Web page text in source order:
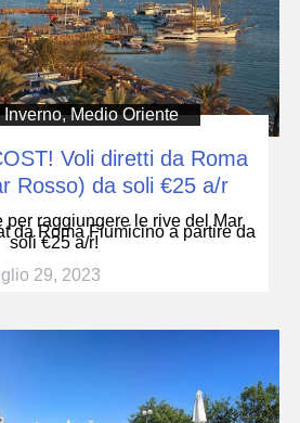
Inverno,Medio Oriente
Voli diretti da Roma
Rosso) da soli €25 a/r
per raggiungere le rive del Mar
da Roma Fiumicino a partire da
soli €25 a/r!
29, 2023